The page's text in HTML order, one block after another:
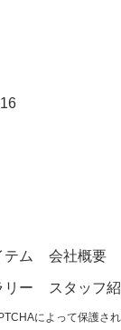
テム
スタッフ
会社概要
リー
によって保護さ